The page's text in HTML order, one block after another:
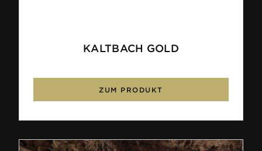
KALTBACH GOLD
ZUM PRODUKT